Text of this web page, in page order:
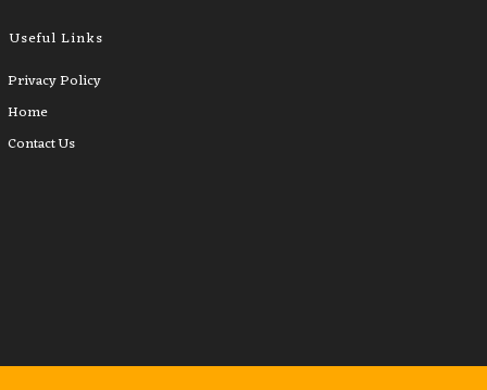
Useful Links
Privacy Policy
Home
Contact Us